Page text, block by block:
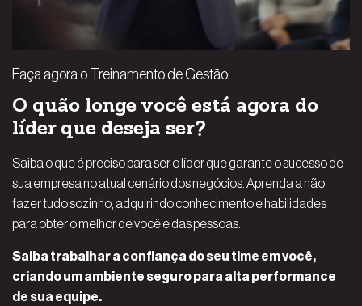
Faça agora o Treinamento de Gestão:
O quão longe você está agora do
líder que deseja ser?
Saiba o que é preciso para ser o líder que garante o sucesso de
sua empresa no atual cenário dos negócios. Aprenda a não
fazer tudo sozinho, adquirindo conhecimento e habilidades
para obter o melhor de você e das pessoas.
Saiba trabalhar a confiança do seu time em você,
criando um ambiente seguro para alta performance
de sua equipe.